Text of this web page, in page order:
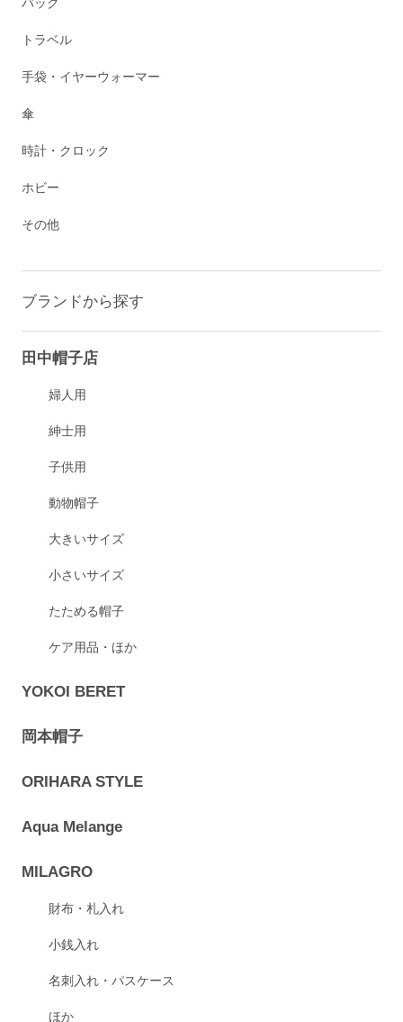
トラベル
手袋・イヤーウォーマー
傘
時計・クロック
ホビー
その他
ブランドから探す
田中帽子店
婦人用
紳士用
子供用
動物帽子
大きいサイズ
小さいサイズ
たためる帽子
ケア用品・ほか
YOKOI BERET
岡本帽子
ORIHARA STYLE
Aqua Melange
MILAGRO
財布・札入れ
小銭入れ
名刺入れ・パスケース
ほか